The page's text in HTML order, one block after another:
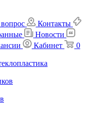
вопрос
Контакты
Новости
Кабинет
0